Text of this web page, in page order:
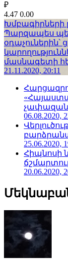
₽
4.47 0.00
Խմբագիրների
Պարզապես
օդաչուներին՝
մասնագետի
21.11.2020, 20:11
06.08.2020,
25.06.2020,
Հիպնոսի
20.06.2020,